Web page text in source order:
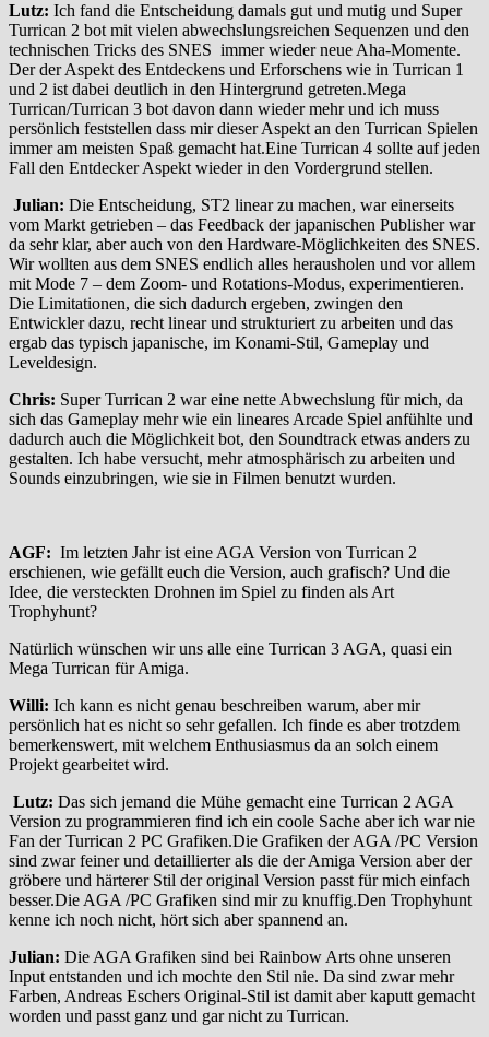
Lutz: Ich fand die Entscheidung damals gut und mutig und Super
Turrican 2 bot mit vielen abwechslungsreichen Sequenzen und den
technischen Tricks des SNES immer wieder neue Aha-Momente.
Der der Aspekt des Entdeckens und Erforschens wie in Turrican 1
und 2 ist dabei deutlich in den Hintergrund getreten.Mega
Turrican/Turrican 3 bot davon dann wieder mehr und ich muss
persönlich feststellen dass mir dieser Aspekt an den Turrican Spielen
immer am meisten Spaß gemacht hat.Eine Turrican 4 sollte auf jeden
Fall den Entdecker Aspekt wieder in den Vordergrund stellen.
Julian: Die Entscheidung, ST2 linear zu machen, war einerseits
vom Markt getrieben – das Feedback der japanischen Publisher war
da sehr klar, aber auch von den Hardware-Möglichkeiten des SNES.
Wir wollten aus dem SNES endlich alles herausholen und vor allem
mit Mode 7 – dem Zoom- und Rotations-Modus, experimentieren.
Die Limitationen, die sich dadurch ergeben, zwingen den
Entwickler dazu, recht linear und strukturiert zu arbeiten und das
ergab das typisch japanische, im Konami-Stil, Gameplay und
Leveldesign.
Chris: Super Turrican 2 war eine nette Abwechslung für mich, da
sich das Gameplay mehr wie ein lineares Arcade Spiel anfühlte und
dadurch auch die Möglichkeit bot, den Soundtrack etwas anders zu
gestalten. Ich habe versucht, mehr atmosphärisch zu arbeiten und
Sounds einzubringen, wie sie in Filmen benutzt wurden.
AGF: Im letzten Jahr ist eine AGA Version von Turrican 2
erschienen, wie gefällt euch die Version, auch grafisch? Und die
Idee, die versteckten Drohnen im Spiel zu finden als Art
Trophyhunt?
Natürlich wünschen wir uns alle eine Turrican 3 AGA, quasi ein
Mega Turrican für Amiga.
Willi: Ich kann es nicht genau beschreiben warum, aber mir
persönlich hat es nicht so sehr gefallen. Ich finde es aber trotzdem
bemerkenswert, mit welchem Enthusiasmus da an solch einem
Projekt gearbeitet wird.
Lutz: Das sich jemand die Mühe gemacht eine Turrican 2 AGA
Version zu programmieren find ich ein coole Sache aber ich war nie
Fan der Turrican 2 PC Grafiken.Die Grafiken der AGA /PC Version
sind zwar feiner und detaillierter als die der Amiga Version aber der
gröbere und härterer Stil der original Version passt für mich einfach
besser.Die AGA /PC Grafiken sind mir zu knuffig.Den Trophyhunt
kenne ich noch nicht, hört sich aber spannend an.
Julian: Die AGA Grafiken sind bei Rainbow Arts ohne unseren
Input entstanden und ich mochte den Stil nie. Da sind zwar mehr
Farben, Andreas Eschers Original-Stil ist damit aber kaputt gemacht
worden und passt ganz und gar nicht zu Turrican.